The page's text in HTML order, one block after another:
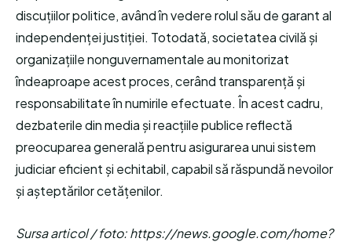
discuțiilor politice, având în vedere rolul său de garant al
independenței justiției. Totodată, societatea civilă și
organizațiile nonguvernamentale au monitorizat
îndeaproape acest proces, cerând transparență și
responsabilitate în numirile efectuate. În acest cadru,
dezbaterile din media și reacțiile publice reflectă
preocuparea generală pentru asigurarea unui sistem
judiciar eficient și echitabil, capabil să răspundă nevoilor
și așteptărilor cetățenilor.
Sursa articol / foto: https://news.google.com/home?